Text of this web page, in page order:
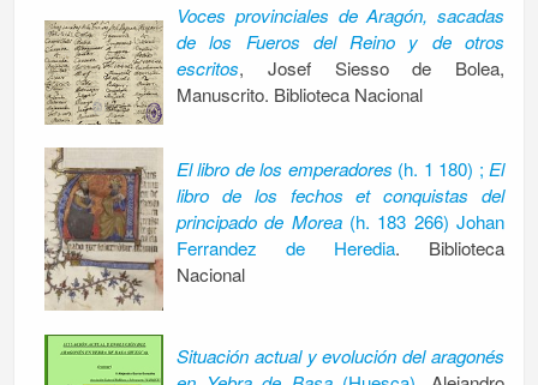
Voces provinciales de Aragón, sacadas
de los Fueros del Reino y de otros
escritos, Josef Siesso de Bolea,
Manuscrito. Biblioteca Nacional
El libro de los emperadores (h. 1 180) ; El
libro de los fechos et conquistas del
principado de Morea(h. 183 266) Johan
Ferrandez de Heredia. Biblioteca
Nacional
Situación actual y evolución del aragonés